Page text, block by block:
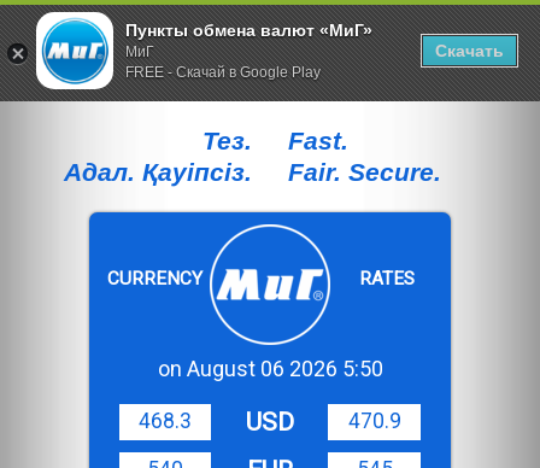
Тез.
Адал. Қауiпсiз.
Fast.
Fair. Secure.
CURRENCY RATES
on August 06 2026 5:50
468.3 USD
470.9
Пункты обмена валют «МиГ»
МиГ
FREE - Скачай в Google Play
Скачать